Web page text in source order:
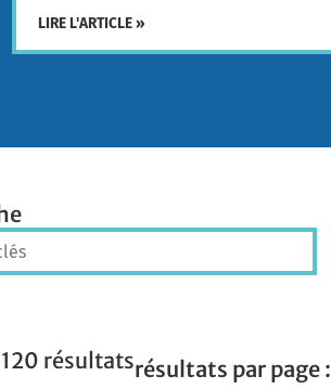
LIRE L'ARTICLE »
résultatsrésultats par page :